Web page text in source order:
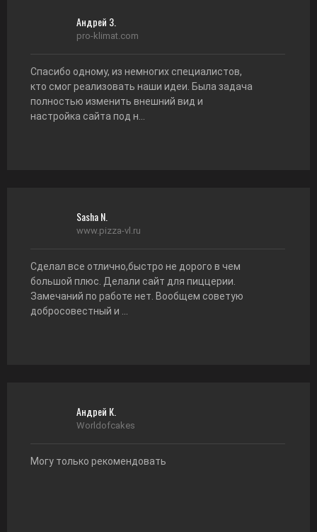
Андрей З.
pro-klimat.com
Спасибо одному, из немногих специалистов,
кто смог реализовать наши идеи. Была задача
полностью изменить внешний вид и
настройка сайта под н...
Sasha N.
www.pizza-vl.ru
Сделал все отлично,быстро не дорого в чем
большой плюс. Делали сайт для пиццерии.
Замечаний по работе нет. Вообщем советую
добросовестный и ...
Андрей К.
Worldofcakes
Могу только рекомендовать